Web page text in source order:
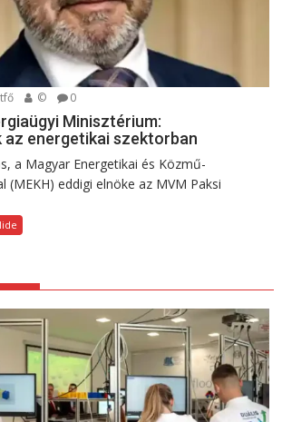
© 0
Minisztérium:
energetikai szektorban
a Magyar Energetikai és Közmű-
(MEKH) eddigi elnöke az MVM Paksi